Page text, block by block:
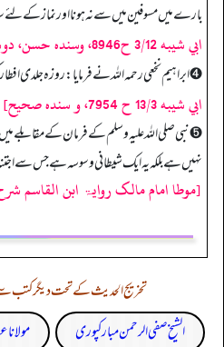
بارے میں مسوفین میں سے نہ ہونا اور نماز کے لئے
ابي شيبه 3/12 ح8946، وسنده حسن، دوسرا نسخه 4/21 ح9031]
➍ ابراہیم نخعی رحمہ اللہ نے فرمایا: روزہ جلدی
ابي شيبه 13/3 ح 7954، و سنده صحيح]
➎ نبی صلی اللہ علیہ وسلم کے فرمان کے مقابلے
نہیں ہے بلکہ یہ ایک شیطانی وسوسہ ہے جس
[موطا امام مالک روایۃ ابن القاسم
تخریج الحدیث کے تحت دیگر کتب
الشیخ صفی الرحمن مبارکپوری
مولانا